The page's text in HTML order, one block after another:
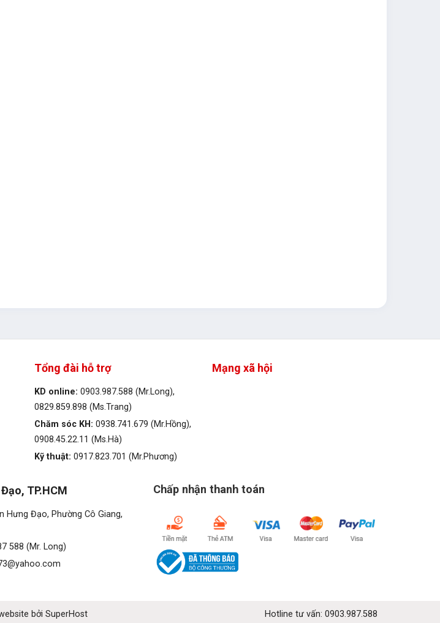
Tổng đài hỗ trợ
KD online: 0903.987.588 (Mr.Long),
0829.859.898 (Ms.Trang)
Chăm sóc KH: 0938.741.679 (Mr.Hồng),
0908.45.22.11 (Ms.Hà)
Kỹ thuật: 0917.823.701 (Mr.Phương)
Mạng xã hội
TP.HCM
Hưng Đạo, Phường Cô Giang,
588 (Mr. Long)
Chấp nhận thanh toán
Hotline tư vấn: 0903.987.588
bởi SuperHost